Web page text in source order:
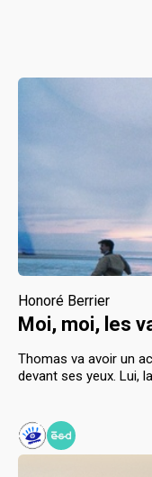
Honoré Berrier
Moi, moi, les
Thomas va avoir un
devant ses yeux. Lui,